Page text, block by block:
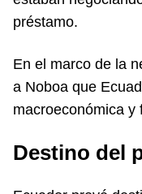
préstamo.
En el marco de la
a Noboa que
macroeconómica y
Destino del